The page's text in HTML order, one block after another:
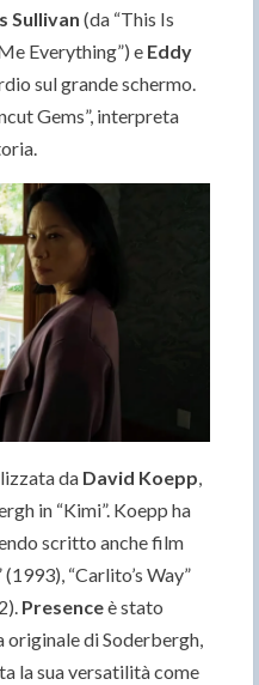
Sullivan (da “This Is
Everything”) e Eddy
sul grande schermo.
Gems”, interpreta
da David Koepp
in “Kimi”. Koepp ha
scritto anche film
“Carlito’s Way”
Presenceè stato
originale di Soderbergh,
la sua versatilità come